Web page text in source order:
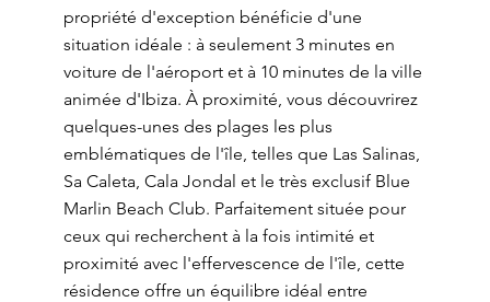
propriété d'exception bénéficie d'une
situation idéale : à seulement 3 minutes en
voiture de l'aéroport et à 10 minutes de la ville
animée d'Ibiza. À proximité, vous découvrirez
quelques-unes des plages les plus
emblématiques de l'île, telles que Las Salinas,
Sa Caleta, Cala Jondal et le très exclusif Blue
Marlin Beach Club. Parfaitement située pour
ceux qui recherchent à la fois intimité et
proximité avec l'effervescence de l'île, cette
résidence offre un équilibre idéal entre